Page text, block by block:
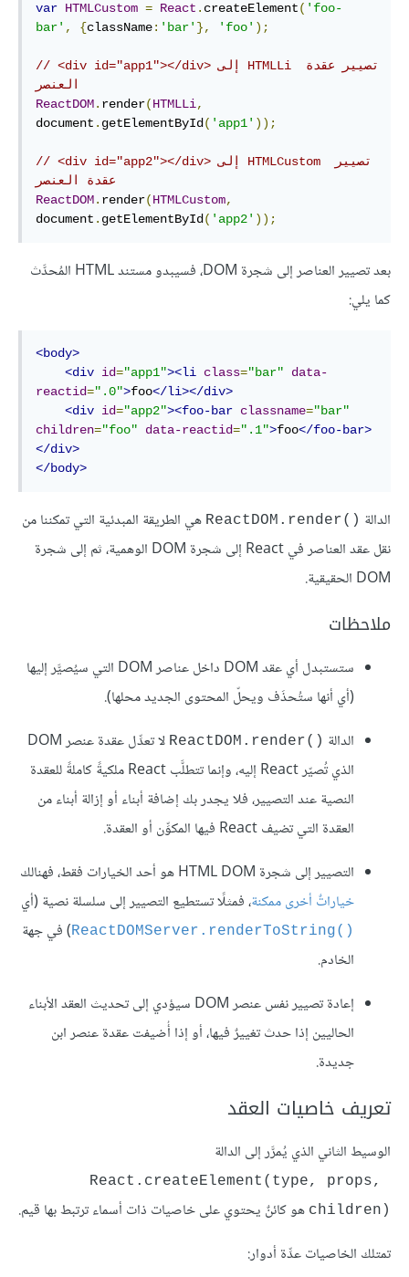
var HTMLCustom = React . createElement( 'foo-
bar' , {className: 'bar' }, 'foo' );
// <div id="app1"></div> إلى HTMLLi تصيير عقدة
ReactDOM. render(HTMLLi,
document . getElementById( 'app1' ));
// <div id="app2"></div> إلى HTMLCustom تصيير
ReactDOM. render(HTMLCustom,
document . getElementById( 'app2' ));
بعد تصيير العناصر إلى شجرة DOM، فسيبدو مستند HTML المُحدَّث
كما يلي:
<body>
<div id="app1"><li class="bar"
data-
reactid=".0">foo</li></div>
<div id="app2"><foo-bar classname="bar"
children="foo" data-reactid=".1">foo</foo-bar>
</div>
</body>
الدالة ReactDOM.render() ‎ هي الطريقة المبدئية التي تمكننا من
نقل عقد العناصر في React إلى شجرة DOM الوهمية، ثم إلى شجرة
DOM الحقيقية.
ملاحظات
ستستبدل أي عقد DOM داخل عناصر DOM التي سيُصيَّر إليها
(أي أنها ستُحذَف ويحلّ المحتوى الجديد محلها).
الدالة ReactDOM.render()‎
لا تعدِّل عقدة عنصر DOM
الذي تُصيّر React إليه، وإنما تتطلَّب React ملكيةً كاملةً للعقدة
النصية عند التصيير، فلا يجدر بك إضافة أبناء أو إزالة أبناء من
العقدة التي تضيف React فيها المكوِّن أو العقدة.
التصيير إلى شجرة HTML DOM هو أحد الخيارات فقط، فهنالك
خياراتٌ أخرى ممكنة، فمثلًا تستطيع التصيير إلى سلسلة نصية (أي
ReactDOMServer.renderToString()‎) في جهة
الخادم.
إعادة تصيير نفس عنصر DOM سيؤدي إلى تحديث العقد الأبناء
الحاليين إذا حدث تغييرٌ فيها، أو إذا أُضيفت عقدة عنصر ابن
جديدة.
تعريف خاصيات العقد
الوسيط الثاني الذي يُمرَّر إلى الدالة
React.createElement(type, props,
children)
تمتلك الخاصيات عدِّة أدوار: